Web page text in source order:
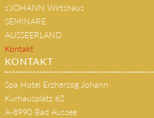
s'JOHANN Wirtshaus
SEMINARE
AUSSEERLAND
Kontakt
KONTAKT
Spa Hotel Erzherzog Johann
Kurhausplatz 62
A-8990 Bad Aussee